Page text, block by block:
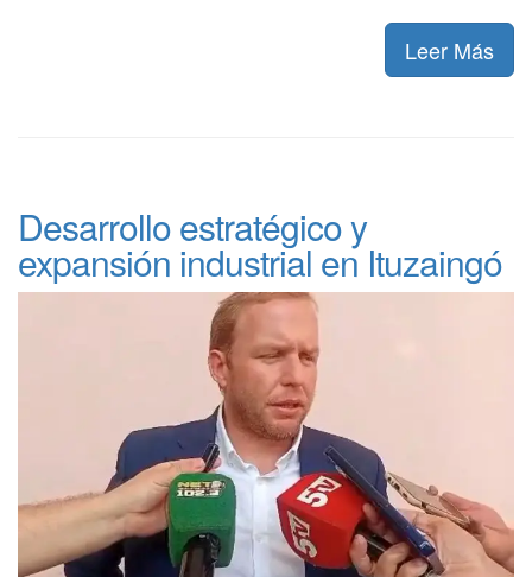
Leer Más
Desarrollo estratégico y
expansión industrial en Ituzaingó